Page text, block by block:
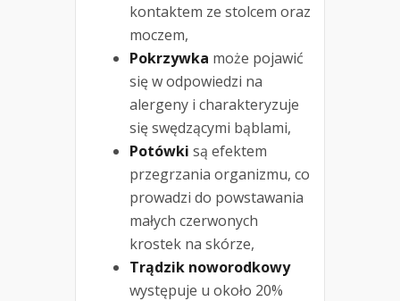
kontaktem ze stolcem oraz
moczem,
Pokrzywka może pojawić
się w odpowiedzi na
alergeny i charakteryzuje
się swędzącymi bąblami,
Potówki są efektem
przegrzania organizmu, co
prowadzi do powstawania
małych czerwonych
krostek na skórze,
Trądzik noworodkowy
występuje u około 20%